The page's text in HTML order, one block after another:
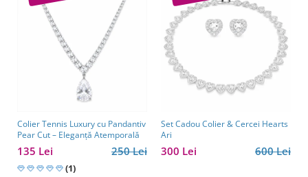
Colier Tennis Luxury cu Pandantiv
Pear Cut – Eleganță Atemporală
250 Lei
135 Lei
(1)
Set Cadou Colier & Cercei Hearts
Ari
600 Lei
300 Lei